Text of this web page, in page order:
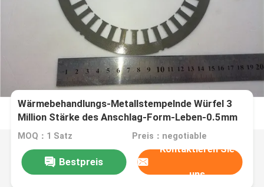
Wärmebehandlungs-Metallstempelnde Würfel 3
Million Stärke des Anschlag-Form-Leben-0.5mm
MOQ：1 Satz Preis：negotiable
Bestpreis
Kontaktieren Sie
uns